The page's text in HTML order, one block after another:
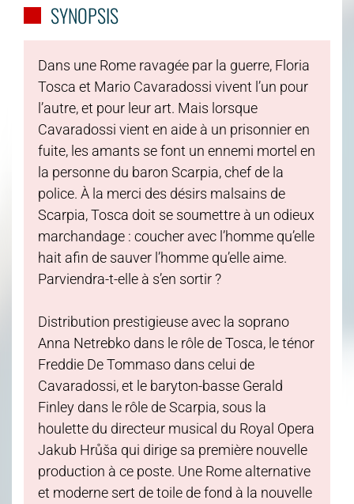
SYNOPSIS
Dans une Rome ravagée par la guerre, Floria
Tosca et Mario Cavaradossi vivent l’un pour
l’autre, et pour leur art. Mais lorsque
Cavaradossi vient en aide à un prisonnier en
fuite, les amants se font un ennemi mortel en
la personne du baron Scarpia, chef de la
police. À la merci des désirs malsains de
Scarpia, Tosca doit se soumettre à un odieux
marchandage : coucher avec l’homme qu’elle
hait afin de sauver l’homme qu’elle aime.
Parviendra-t-elle à s’en sortir ?
Distribution prestigieuse avec la soprano
Anna Netrebko dans le rôle de Tosca, le ténor
Freddie De Tommaso dans celui de
Cavaradossi, et le baryton-basse Gerald
Finley dans le rôle de Scarpia, sous la
houlette du directeur musical du Royal Opera
Jakub Hrůša qui dirige sa première nouvelle
production à ce poste. Une Rome alternative
et moderne sert de toile de fond à la nouvelle